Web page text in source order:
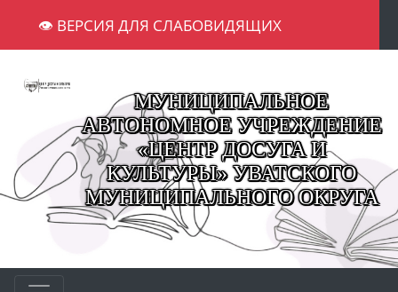
👁 ВЕРСИЯ ДЛЯ СЛАБОВИДЯЩИХ
МУНИЦИПАЛЬНОЕ
АВТОНОМНОЕ УЧРЕЖДЕНИЕ
«ЦЕНТР ДОСУГА И
КУЛЬТУРЫ» УВАТСКОГО
МУНИЦИПАЛЬНОГО ОКРУГА